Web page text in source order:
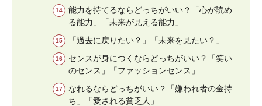
能力を持てるならどっちがいい？「心が読め
る能力」「未来が見える能力」
「過去に戻りたい？」「未来を見たい？」
センスが身につくならどっちがいい？「笑い
のセンス」「ファッションセンス」
なれるならどっちがいい？「嫌われ者の金持
ち」「愛される貧乏人」